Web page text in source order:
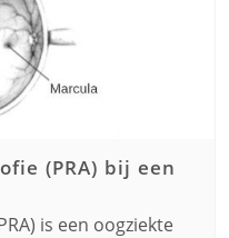
(PRA) bij een
is een oogziekte